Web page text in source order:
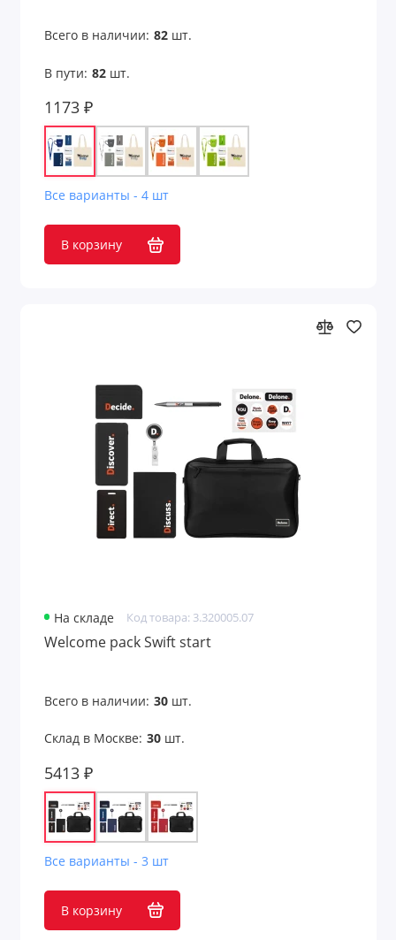
Всего в наличии: 82шт.
В пути: 82шт.
1173 ₽
Все варианты - 4 шт
В корзину
На складе Код товара: 3.320005.07
Welcome pack Swift start
Всего в наличии: 30шт.
Склад в Москве: 30шт.
5413 ₽
Все варианты - 3 шт
В корзину